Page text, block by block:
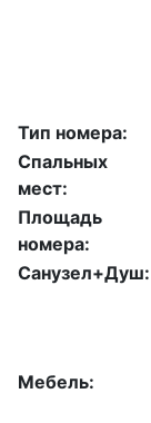
Тип номера:
Спальных
мест:
Площадь
номера:
Санузел+Душ:
Мебель: